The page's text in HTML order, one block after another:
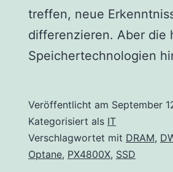
treffen, neue
differenzieren. Aber die
Speichertechnologien
Veröffentlicht am September
Kategorisiert als IT
Verschlagwortet mit DRAM,
Optane, PX4800X, SSD